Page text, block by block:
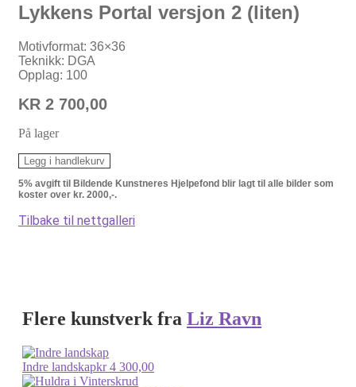
Lykkens Portal versjon 2 (liten)
Motivformat: 36×36
Teknikk: DGA
Opplag: 100
KR 2 700,00
På lager
Lykkens
versjon
2
(liten)
antall
Legg i handlekurv
5% avgift til Bildende Kunstneres Hjelpefond blir lagt til alle bilder som
koster over kr. 2000,-.
Tilbake til nettgalleri
Flere kunstverk fra Liz Ravn
Indre landskapkr4 300,00